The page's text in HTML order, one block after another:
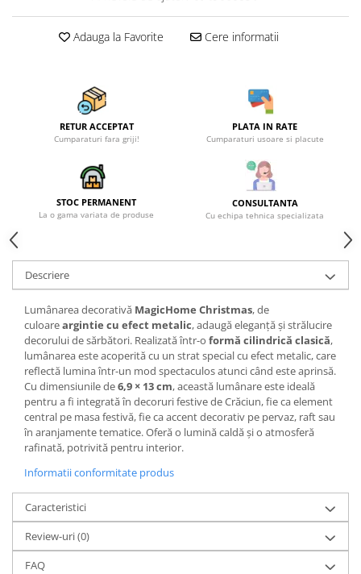
Sfoara si franghii
Suruburi, dibluri si accesorii
Aplice si plafoniere
Lustre si pendule
Accesorii corpuri de iluminat
Lampi de veghe copii
Proiectoare
Veioze si lampi
CRACIUN
Accesorii decorative
Caciuli
Figurine si decoratiuni Craciun
Globuri
Instalatii de Craciun
Lumanari si candele
Suporturi lumanari
Maturi, Mopuri si galeti
Prosoape de hartie si servetele
Saci gunoi
Adauga la Favorite Cere informatii
RETUR ACCEPTAT
Cumparaturi fara griji!
PLATA IN RATE
Cumparaturi usoare si placute
STOC PERMANENT
La o gama variata de produse
CONSULTANTA
Cu echipa tehnica specializata
Descriere
Lumânarea decorativă MagicHome Christmas, de
culoareargintie cu efect metalic, adaugă eleganță și strălucire
decorului de sărbători. Realizată într-o formă cilindrică clasică,
lumânarea este acoperită cu un strat special cu efect metalic, care
reflectă lumina într-un mod spectaculos atunci când este aprinsă.
Cu dimensiunile de6,9 × 13 cm, această lumânare este ideală
pentru a fi integrată în decoruri festive de Crăciun, fie ca element
central pe masa festivă, fie ca accent decorativ pe pervaz, raft sau
în aranjamente tematice. Oferă o lumină caldă și o atmosferă
rafinată, potrivită pentru interior.
Informatii conformitate produs
Caracteristici
Review-uri(0)
FAQ